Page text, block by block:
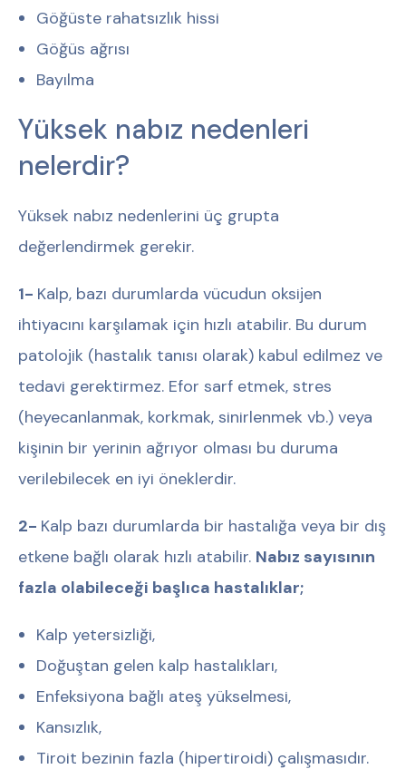
Göğüste rahatsızlık hissi
Göğüs ağrısı
Bayılma
Yüksek nabız nedenleri
nelerdir?
Yüksek nabız nedenlerini üç grupta
değerlendirmek gerekir.
1- Kalp, bazı durumlarda vücudun oksijen
ihtiyacını karşılamak için hızlı atabilir. Bu durum
patolojik (hastalık tanısı olarak) kabul edilmez ve
tedavi gerektirmez. Efor sarf etmek, stres
(heyecanlanmak, korkmak, sinirlenmek vb.) veya
kişinin bir yerinin ağrıyor olması bu duruma
verilebilecek en iyi öneklerdir.
2- Kalp bazı durumlarda bir hastalığa veya bir dış
etkene bağlı olarak hızlı atabilir. Nabız sayısının
fazla olabileceği başlıca hastalıklar;
Kalp yetersizliği,
Doğuştan gelen kalp hastalıkları,
Enfeksiyona bağlı ateş yükselmesi,
Kansızlık,
Tiroit bezinin fazla (hipertiroidi) çalışmasıdır.